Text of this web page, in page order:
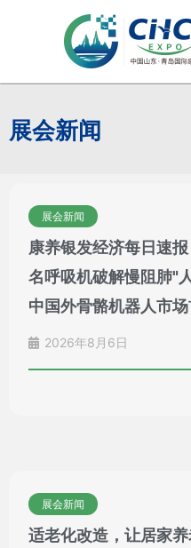
容
展会新闻
展会新闻
康养银发经济每日速
名呼吸机破解慢阻肺"
中国外骨骼机器人市
2026年8月6日
展会新闻
适老化改造，让居家养